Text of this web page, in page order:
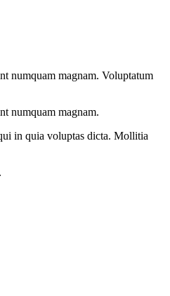
numquam magnam. Voluptatum
numquam magnam.
in quia voluptas dicta. Mollitia